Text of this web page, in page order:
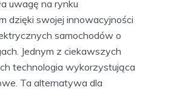
uwagę na rynku
dzięki swojej innowacyjności
samochodów o
Jednym z ciekawszych
technologia wykorzystująca
Ta alternatywa dla